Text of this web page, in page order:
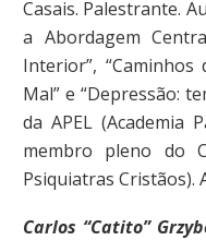
Casais. Palestrante.
a Abordagem
Interior”, “Caminhos
Mal” e “Depressão:
da APEL (Academia
membro pleno do
Psiquiatras Cristãos).
Carlos “Catito”